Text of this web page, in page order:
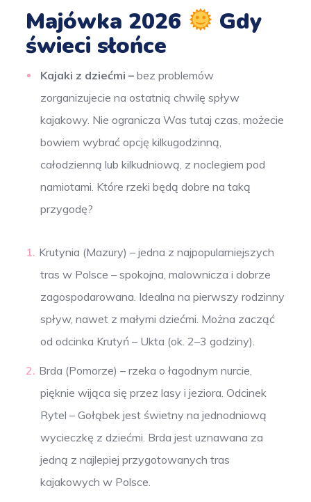
Majówka 2026
Gdy
świeci słońce
Kajaki z dziećmi –bez problemów
zorganizujecie na ostatnią chwilę spływ
kajakowy. Nie ogranicza Was tutaj czas, możecie
bowiem wybrać opcję kilkugodzinną,
całodzienną lub kilkudniową, z noclegiem pod
namiotami. Które rzeki będą dobre na taką
przygodę?
Krutynia (Mazury) – jedna z najpopularniejszych
tras w Polsce – spokojna, malownicza i dobrze
zagospodarowana. Idealna na pierwszy rodzinny
spływ, nawet z małymi dziećmi. Można zacząć
od odcinka Krutyń – Ukta (ok. 2–3 godziny).
Brda (Pomorze) – rzeka o łagodnym nurcie,
pięknie wijąca się przez lasy i jeziora. Odcinek
Rytel – Gołąbek jest świetny na jednodniową
wycieczkę z dziećmi. Brda jest uznawana za
jedną z najlepiej przygotowanych tras
kajakowych w Polsce.